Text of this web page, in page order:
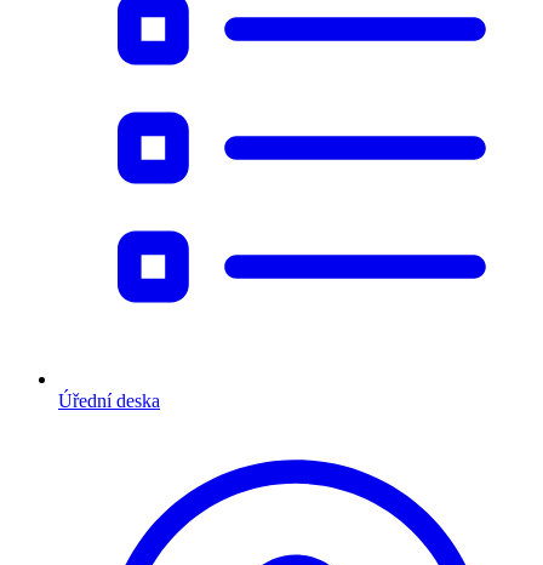
Úřední deska